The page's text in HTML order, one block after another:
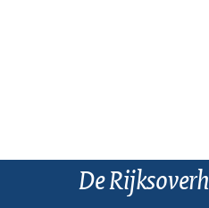
De